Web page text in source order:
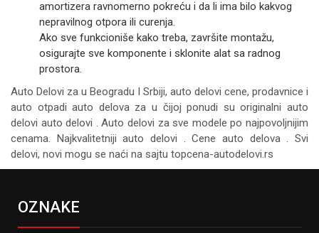
amortizera ravnomerno pokreću i da li ima bilo kakvog
nepravilnog otpora ili curenja.
Ako sve funkcioniše kako treba, završite montažu,
osigurajte sve komponente i sklonite alat sa radnog
prostora.
Auto Delovi za u Beogradu I Srbiji, auto delovi cene, prodavnice i
auto otpadi auto delova za u čijoj ponudi su originalni auto
delovi auto delovi . Auto delovi za sve modele po najpovoljnijim
cenama. Najkvalitetniji auto delovi . Cene auto delova . Svi
delovi, novi mogu se naći na sajtu topcena-autodelovi.rs
OZNAKE